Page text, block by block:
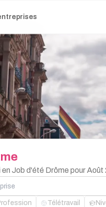
Job d'été Drôme pour Août
Télétravail